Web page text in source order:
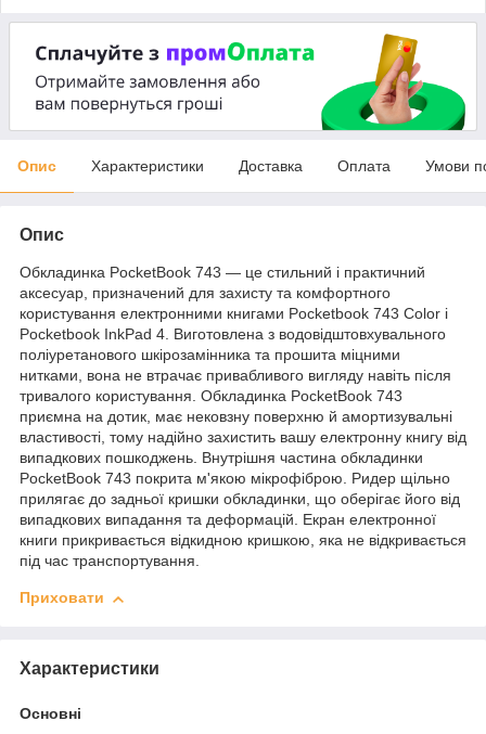
Опис Характеристики Доставка Оплата Умови
Опис
Обкладинка PocketBook 743 — це стильний і практичний
аксесуар, призначений для захисту та комфортного
користування електронними книгами Pocketbook 743 Color і
Pocketbook InkPad 4. Виготовлена з водовідштовхувального
поліуретанового шкірозамінника та прошита міцними
нитками, вона не втрачає привабливого вигляду навіть після
тривалого користування. Обкладинка PocketBook 743
приємна на дотик, має нековзну поверхню й амортизувальні
властивості, тому надійно захистить вашу електронну книгу від
випадкових пошкоджень. Внутрішня частина обкладинки
PocketBook 743 покрита м'якою мікрофіброю. Ридер щільно
прилягає до задньої кришки обкладинки, що оберігає його від
випадкових випадання та деформацій. Екран електронної
книги прикривається відкидною кришкою, яка не відкривається
під час транспортування.
Приховати
Характеристики
Основні